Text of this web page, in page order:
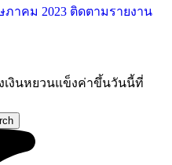
าคม 2023 ติดตามรายงาน
งินหยวนแข็งค่าขึ้นวันนี้ที่